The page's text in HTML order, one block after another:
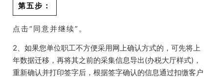
第五步 ：
点击“同意并继续”。
2、如果您单位职工不方便采用网上确认方式的，可先将上
年数据迁移，再将其之前的采集信息导出(办税大厅样式)，
重新确认并打印签字后，根据签字确认的信息通过扣缴客户